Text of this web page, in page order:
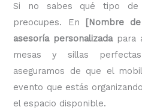
Si no sabes qué tipo de
preocupes. En
[Nombre
asesoría personalizadapara
mesas y sillas
aseguramos de que el
evento que estás
el espacio disponible.